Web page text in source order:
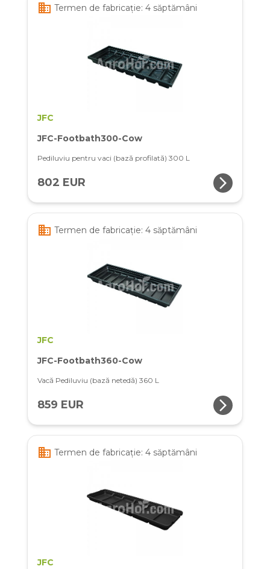
business Termen de fabricație: 4 săptămâni
JFC
JFC-Footbath300-Cow
Pediluviu pentru vaci (bază profilată) 300 L
802 EUR arrow_forward_ios
business Termen de fabricație: 4 săptămâni
JFC
JFC-Footbath360-Cow
Vacă Pediluviu (bază netedă) 360 L
859 EUR arrow_forward_ios
business Termen de fabricație: 4 săptămâni
JFC